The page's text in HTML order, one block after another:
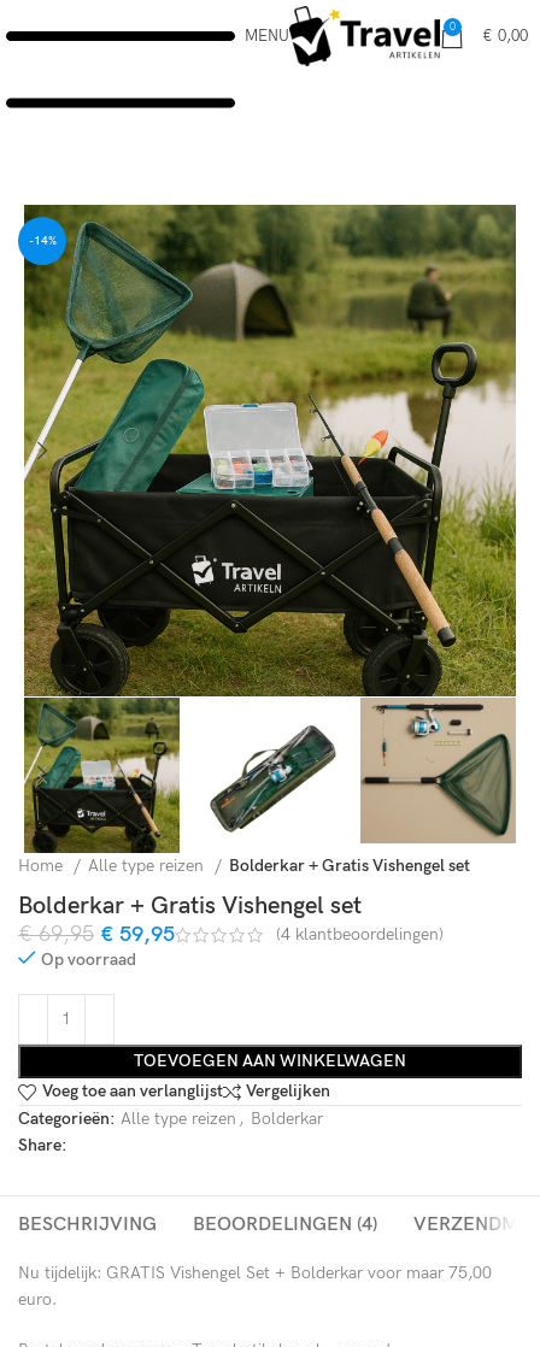
MENU 0 € 0,00
-14%
Home Alle type reizen Bolderkar + Gratis Vishengel set
Bolderkar + Gratis Vishengel set
€69,95 € 59,95 (4 klantbeoordelingen)
Op voorraad
TOEVOEGEN AAN WINKELWAGEN
Voeg toe aan verlanglijst
Vergelijken
Categorieën: Alle type reizen , Bolderkar
Share:
BESCHRIJVING BEOORDELINGEN (4)
Nu tijdelijk: GRATIS Vishengel Set + Bolderkar voor maar 75,00
euro.